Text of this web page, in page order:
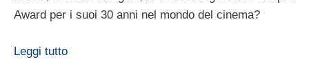
Award per i suoi 30 anni nel mondo del cinema?
Leggi tutto